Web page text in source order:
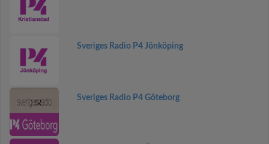
Sveriges Radio P4 Jönköping
Sveriges Radio P4 Göteborg